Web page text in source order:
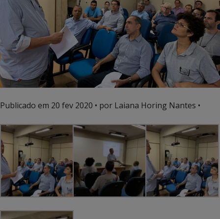
Publicado em 20 fev 2020 • por Laiana Horing Nantes •